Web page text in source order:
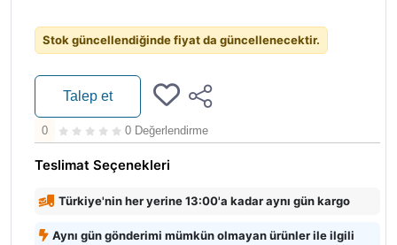
Stok güncellendiğinde fiyat da güncellenecektir.
Talep et
0 0 Değerlendirme
Teslimat Seçenekleri
Türkiye'nin her yerine 13:00'a kadar aynı gün kargo
Aynı gün gönderimi mümkün olmayan ürünler ile ilgili